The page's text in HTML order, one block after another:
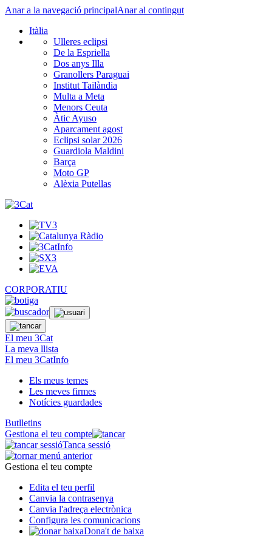
Anar a la navegació principalAnar al contingut
Itàlia
Ulleres eclipsi
De la Espriella
Dos anys Illa
Granollers Paraguai
Institut Tailàndia
Multa a Meta
Menors Ceuta
Àtic Ayuso
Aparcament agost
Eclipsi solar 2026
Guardiola Maldini
Barça
Moto GP
Alèxia Putellas
CORPORATIU
El meu 3Cat
La meva llista
El meu 3CatInfo
Els meus temes
Les meves firmes
Notícies guardades
Butlletins
Gestiona el teu compte
Tanca sessió
Gestiona el teu compte
Edita el teu perfil
Canvia la contrasenya
Canvia l'adreça electrònica
Configura les comunicacions
Dona't de baixa